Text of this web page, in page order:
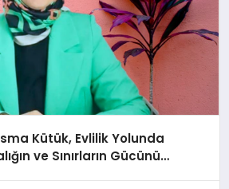
Kütük, Evlilik Yolunda
ve Sınırların Gücünü